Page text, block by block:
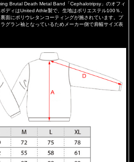
Brutal Death Metal Band「Cephalotripsy」のオフィ
ディはUnited Athle製で、生地はポリエステル100％、
面にポリウレタンコーティングが施されています。プ
グラン袖となっているためメーカー側で肩幅サイズ表